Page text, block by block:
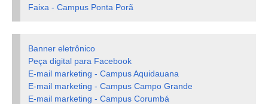
Faixa - Campus Ponta Porã
Banner eletrônico
Peça digital para Facebook
E-mail marketing - Campus Aquidauana
E-mail marketing - Campus Campo Grande
E-mail marketing - Campus Corumbá